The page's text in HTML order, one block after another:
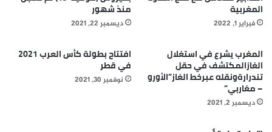
المغربية
فبراير 1, 2022
منذ شهور
ديسمبر 22, 2021
المغرب يشرع في استغلال
الغازالمكتشف في حقل
تندرارةونقله عبرخط الغاز”الأورو
– مغاربي”
ديسمبر 2, 2021
افتتاح بطولة كأس العرب 2021
في قطر
نوفمبر 30, 2021